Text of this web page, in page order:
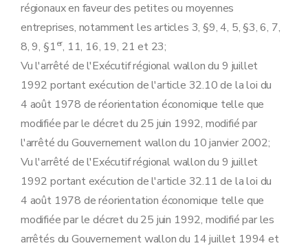
Section 3 La prime à la qualité
Art. 27
Art. 28
Art. 29
Art. 30
Art. 31
Art. 32
Art. 33
Section 4
La prime aux services de conseil
Art. 34
Art. 35
Art. 36
Art. 37
Art. 38
Art. 39
Section 5 L'exonération du précompte immobilier
Art. 40
Art. 41
régionaux en faveur des petites ou moyennes
entreprises, notamment les articles 3, §9, 4, 5, §3, 6, 7,
8, 9, §1er, 11, 16, 19, 21 et 23;
Vu l'arrêté de l'Exécutif régional wallon du 9 juillet
1992 portant exécution de l'article 32.10 de la loi du
4 août 1978 de réorientation économique telle que
modifiée par le décret du 25 juin 1992, modifié par
l'arrêté du Gouvernement wallon du 10 janvier 2002;
Vu l'arrêté de l'Exécutif régional wallon du 9 juillet
1992 portant exécution de l'article 32.11 de la loi du
4 août 1978 de réorientation économique telle que
modifiée par le décret du 25 juin 1992, modifié par les
arrêtés du Gouvernement wallon du 14 juillet 1994 et